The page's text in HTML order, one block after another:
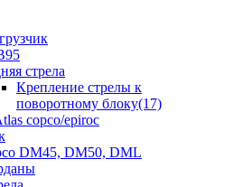
стрела
Крепление стрелы к
поворотному блоку(17)
copco/epiroc
DM45, DM50, DML